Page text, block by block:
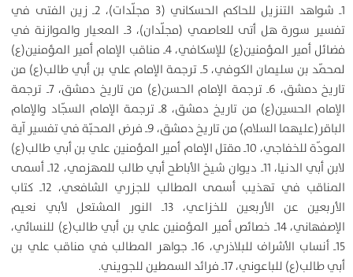
1ـ شواهد التنزيل للحاكم الحسكاني (3 مجلّدات)، 2ـ زين الفتى في
تفسير سورة هل أتى للعاصمي (مجلّدان)، 3ـ المعيار والموازنة في
فضائل أمير المؤمنين(ع) للإسكافي، 4ـ مناقب الإمام أمير المؤمنين(ع)
لمحمّد بن سليمان الكوفي، 5ـ ترجمة الإمام علي بن أبي طالب(ع) من
تاريخ دمشق، 6ـ ترجمة الإمام الحسن(ع) من تاريخ دمشق، 7ـ ترجمة
الإمام الحسين(ع) من تاريخ دمشق، 8ـ ترجمة الإمام السجّاد والإمام
الباقر(عليهما السلام) من تاريخ دمشق، 9ـ فرض المحبّة في تفسير آية
المودّة للخفاجي، 10ـ مقتل الإمام أمير المؤمنين علي بن أبي طالب(ع)
لابن أبي الدنيا، 11ـ ديوان شيخ الأباطح أبي طالب للمهزمي، 12ـ أسمى
المناقب في تهذيب أسمى المطالب للجزري الشافعي، 12ـ كتاب
الأربعين عن الأربعين للخزاعي، 13ـ النور المشتعل لأبي نعيم
الإصفهاني، 14ـ خصائص أمير المؤمنين علي بن أبي طالب(ع) للنسائي،
15ـ أنساب الأشراف للبلاذري، 16ـ جواهر المطالب في مناقب علي بن
أبي طالب(ع) للباعوني، 17ـ فرائد السمطين للجويني.